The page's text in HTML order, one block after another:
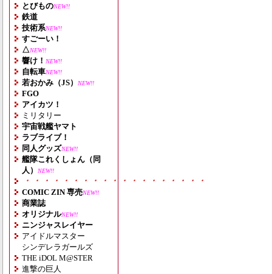
とびものNEW!!
鉄道
技術系NEW!!
すごーい！
△NEW!!
響け！ NEW!!
自転車NEW!!
若おかみ（JS） NEW!!
FGO
アイカツ！
ミリタリー
宇宙戦艦ヤマト
ラブライブ！
同人グッズNEW!!
艦隊これくしょん（同
人）
NEW!!
・・・・・・・・・・・・・・・・・・・
COMIC ZIN 専売NEW!!
商業誌
オリジナルNEW!!
ニンジャスレイヤー
アイドルマスター
シンデレラガールズ
THE iDOL M@STER
進撃の巨人